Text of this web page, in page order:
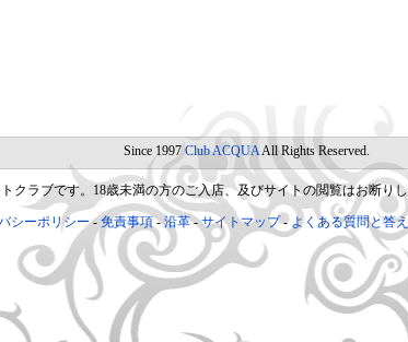
Since 1997 Club ACQUAAll Rights Reserved.
クラブです。18歳未満の方のご入店、及びサイトの閲覧はお断り
シーポリシー 免責事項 沿革 サイトマップ よくある質問と答え